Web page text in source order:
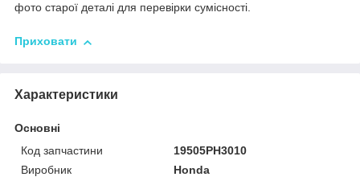
фото старої деталі для перевірки сумісності.
Приховати
Характеристики
Основні
Код запчастини
19505PH3010
Виробник
Honda